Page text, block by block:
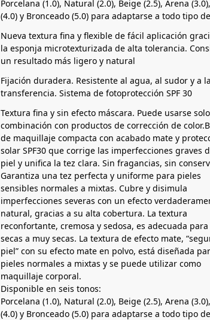
Porcelana (1.0), Natural (2.0), Beige (2.5), Arena
(4.0) y Bronceado (5.0) para adaptarse a todo tipo
Nueva textura fina y flexible de fácil aplicación
la esponja microtexturizada de alta tolerancia.
un resultado más ligero y natural
Fijación duradera. Resistente al agua, al sudor y a la
transferencia. Sistema de fotoprotección SPF 30
Textura fina y sin efecto máscara. Puede usarse
combinación con productos de corrección de
de maquillaje compacta con acabado mate y
solar SPF30 que corrige las imperfecciones graves
piel y unifica la tez clara. Sin fragancias, sin
Garantiza una tez perfecta y uniforme para pieles
sensibles normales a mixtas. Cubre y disimula
imperfecciones severas con un efecto
natural, gracias a su alta cobertura. La textura
reconfortante, cremosa y sedosa, es adecuada
secas a muy secas. La textura de efecto mate,
piel” con su efecto mate en polvo, está diseñada
pieles normales a mixtas y se puede utilizar como
maquillaje corporal.
Disponible en seis tonos:
Porcelana (1.0), Natural (2.0), Beige (2.5), Arena
(4.0) y Bronceado (5.0) para adaptarse a todo tipo